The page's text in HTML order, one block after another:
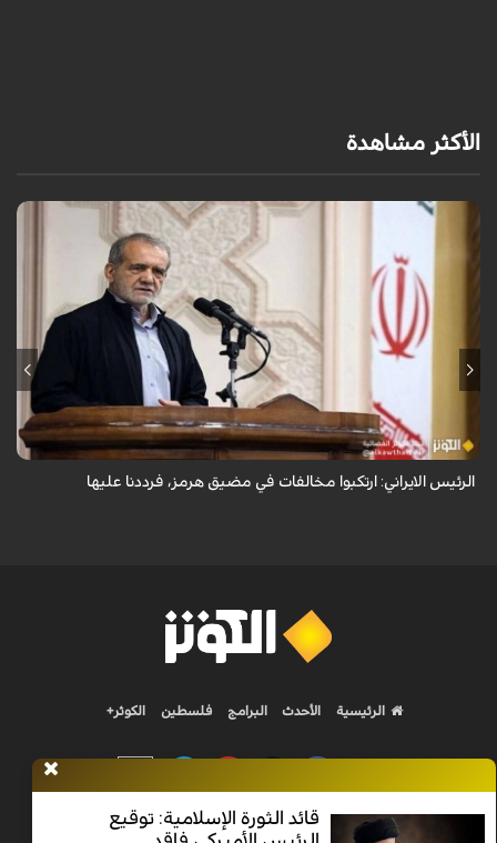
الأكثر مشاهدة
صرح رئيس الجمهورية الاسلامية الايرانية مسعود بزشكيان، اليوم السبت، إن
"الجهات التي ارتكبت مخالفات في مضيق هرمز قد تلقّت الرد المناسب"، مشيراً
الرئيس الايراني: ارتكبوا مخالفات في مضيق هرمز، فرددنا عليها
قائد الثورة الإسلامية: توقيع
الرئيسية الأحدث البرامج فلسطين الكوثر+